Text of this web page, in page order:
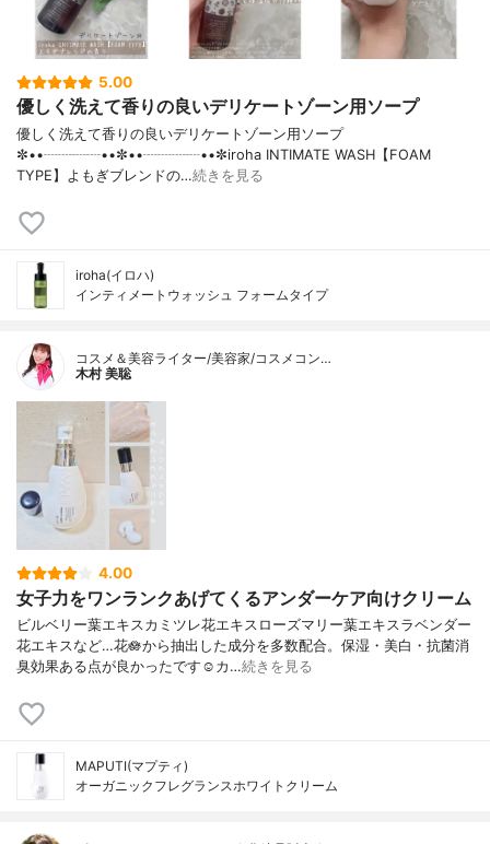
5.00
優しく洗えて香りの良いデリケートゾーン用ソープ
優しく洗えて香りの良いデリケートゾーン用ソープ
✼••┈┈┈┈••✼••┈┈┈┈••✼iroha INTIMATE WASH【FOAM
TYPE】よもぎブレンドの…続きを見る
iroha(イロハ)
インティメートウォッシュ フォームタイプ
コスメ＆美容ライター/美容家/コスメコン…
木村 美聡
4.00
女子力をワンランクあげてくるアンダーケア向けクリーム
ビルベリー葉エキスカミツレ花エキスローズマリー葉エキスラベンダー
花エキスなど…花🪷から抽出した成分を多数配合。保湿・美白・抗菌消
臭効果ある点が良かったです☺️カ…続きを見る
MAPUTI(マプティ)
オーガニックフレグランスホワイトクリーム